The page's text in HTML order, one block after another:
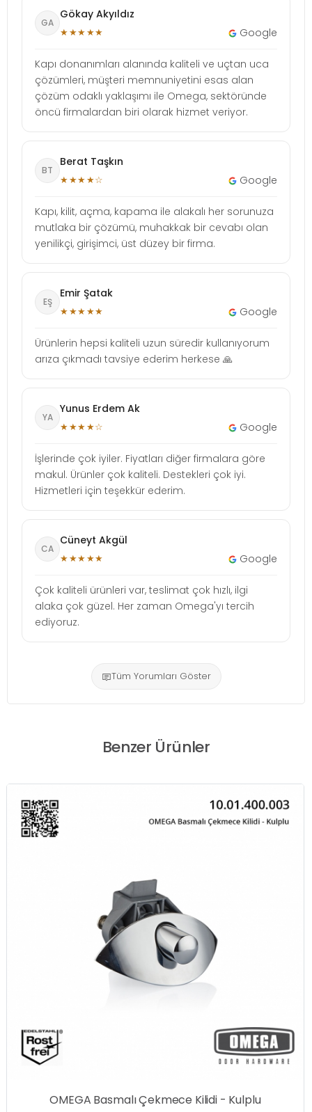
GA
Gökay Akyıldız
★★★★★ Google
Kapı donanımları alanında kaliteli ve uçtan uca
çözümleri, müşteri memnuniyetini esas alan
çözüm odaklı yaklaşımı ile Omega, sektöründe
öncü firmalardan biri olarak hizmet veriyor.
BT
Berat Taşkın
★★★★☆ Google
Kapı, kilit, açma, kapama ile alakalı her sorunuza
mutlaka bir çözümü, muhakkak bir cevabı olan
yenilikçi, girişimci, üst düzey bir firma.
EŞ
Emir Şatak
★★★★★ Google
Ürünlerin hepsi kaliteli uzun süredir kullanıyorum
arıza çıkmadı tavsiye ederim herkese 🙏
YA
Yunus Erdem Ak
★★★★☆ Google
İşlerinde çok iyiler. Fiyatları diğer firmalara göre
makul. Ürünler çok kaliteli. Destekleri çok iyi.
Hizmetleri için teşekkür ederim.
CA
Cüneyt Akgül
★★★★★ Google
Çok kaliteli ürünleri var, teslimat çok hızlı, ilgi
alaka çok güzel. Her zaman Omega'yı tercih
ediyoruz.
Tüm Yorumları Göster
Benzer Ürünler
OMEGA Basmalı Çekmece Kilidi - Kulplu